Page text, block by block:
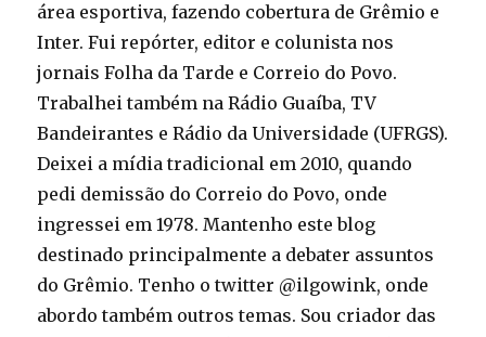
área esportiva, fazendo cobertura de Grêmio e
Inter. Fui repórter, editor e colunista nos
jornais Folha da Tarde e Correio do Povo.
Trabalhei também na Rádio Guaíba, TV
Bandeirantes e Rádio da Universidade (UFRGS).
Deixei a mídia tradicional em 2010, quando
pedi demissão do Correio do Povo, onde
ingressei em 1978. Mantenho este blog
destinado principalmente a debater assuntos
do Grêmio. Tenho o twitter @ilgowink, onde
abordo também outros temas. Sou criador das